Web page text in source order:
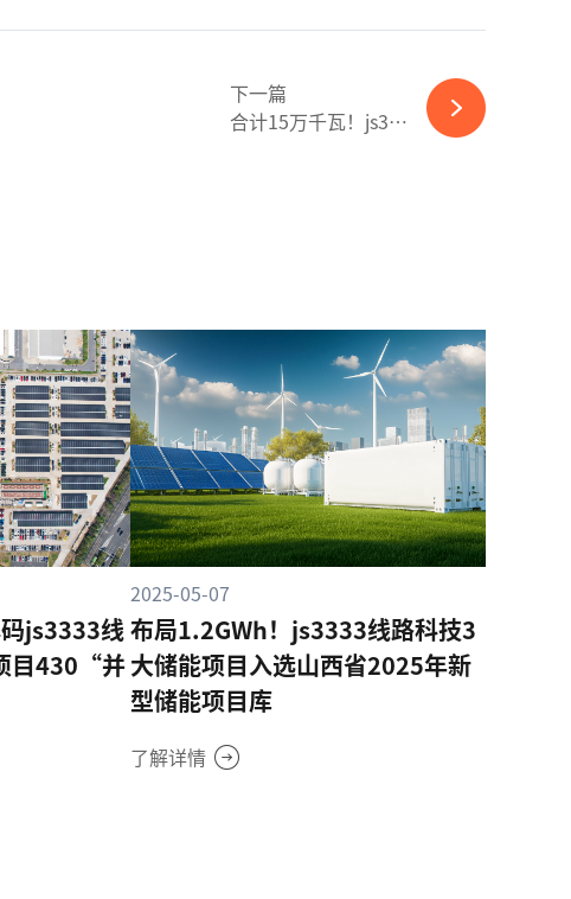
下一篇
合计15万千瓦！js3333线路...
js3333线
目430“并
2025-05-07
布局1.2GWh！js3333线路科技3
大储能项目入选山西省2025年新
型储能项目库
了解详情